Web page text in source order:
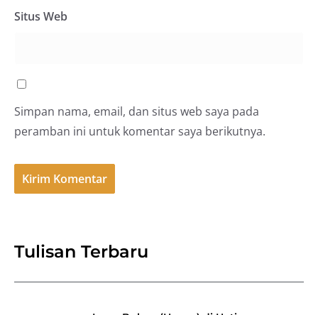
Situs Web
Simpan nama, email, dan situs web saya pada
peramban ini untuk komentar saya berikutnya.
Tulisan Terbaru